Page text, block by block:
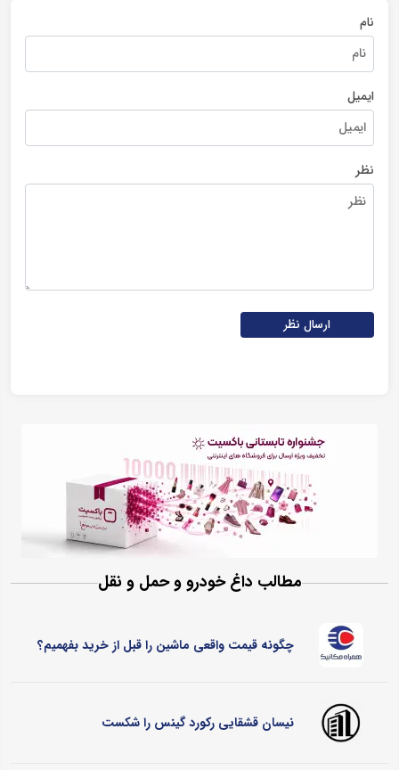
نام
ایمیل
نظر
ارسال نظر
مطالب داغ خودرو و حمل و نقل
چگونه قیمت واقعی ماشین را قبل از خرید بفهمیم؟
نیسان قشقایی رکورد گینس را شکست